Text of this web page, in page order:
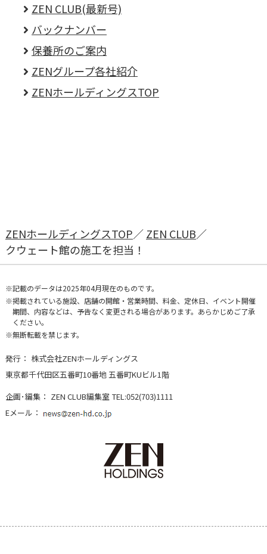
ZEN CLUB(最新号)
バックナンバー
保養所のご案内
ZENグループ各社紹介
ZENホールディングスTOP
ZENホールディングスTOP
ZEN CLUB
クウェート館の施工を担当！
記載のデータは2025年04月現在のものです。
掲載されている施設、店舗の開館・営業時間、料金、定休日、イベント開催
期間、内容などは、予告なく変更される場合があります。あらかじめご了承
ください。
無断転載を禁じます。
発行： 株式会社ZENホールディングス
東京都千代田区五番町10番地 五番町KUビル1階
企画･編集： ZEN CLUB編集室 TEL:052(703)1111
Eメール：